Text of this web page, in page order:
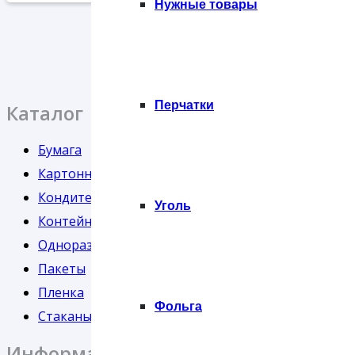
Нужные товары
Перчатки
Уголь
Фольга
Каталог
Бумага
Картонная упаковка
Кондитерская упаковка
Контейнеры
Одноразовая посуда
Пакеты
Пленка
Стаканы